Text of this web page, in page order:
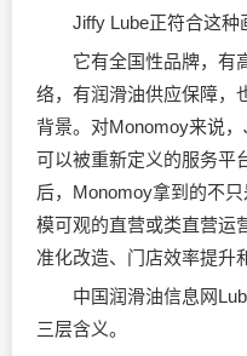
Jiffy Lube正符合这种
它有全国性品牌，有高
络，有润滑油供应保障，
背景。对Monomoy来说
可以被重新定义的服务平
后，Monomoy拿到的不
模可观的直营或类直营运
准化改造、门店效率提升
中国润滑油信息网
三层含义。